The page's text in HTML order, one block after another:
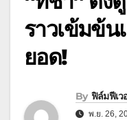
ราวเข้มข้
ยอด!
By ฟิล์มฟีเว
พ.ย. 26,